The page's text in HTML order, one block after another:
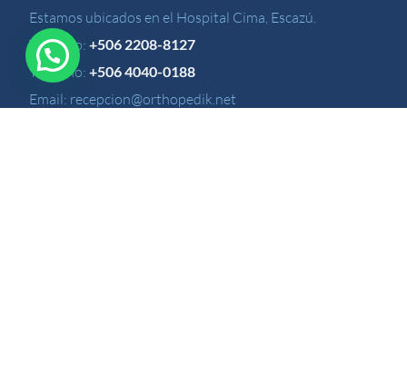
Estamos ubicados en el Hospital Cima, Escazú.
Teléfono:+506 2208-8127
Teléfono:+506 4040-0188
Email: recepcion@orthopedik.net